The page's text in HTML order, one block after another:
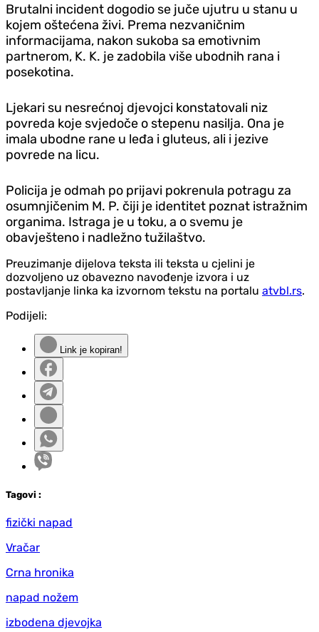
Brutalni incident dogodio se juče ujutru u stanu u
kojem oštećena živi. Prema nezvaničnim
informacijama, nakon sukoba sa emotivnim
partnerom, K. K. je zadobila više ubodnih rana i
posekotina.
Ljekari su nesrećnoj djevojci konstatovali niz
povreda koje svjedoče o stepenu nasilja. Ona je
imala ubodne rane u leđa i gluteus, ali i jezive
povrede na licu.
Policija je odmah po prijavi pokrenula potragu za
osumnjičenim M. P. čiji je identitet poznat istražnim
organima. Istraga je u toku, a o svemu je
obavješteno i nadležno tužilaštvo.
Preuzimanje dijelova teksta ili teksta u cjelini je
dozvoljeno uz obavezno navođenje izvora i uz
postavljanje linka ka izvornom tekstu na portalu atvbl.rs.
Podijeli:
Link je kopiran!
Tagovi :
fizički napad
Vračar
Crna hronika
napad nožem
izbodena djevojka